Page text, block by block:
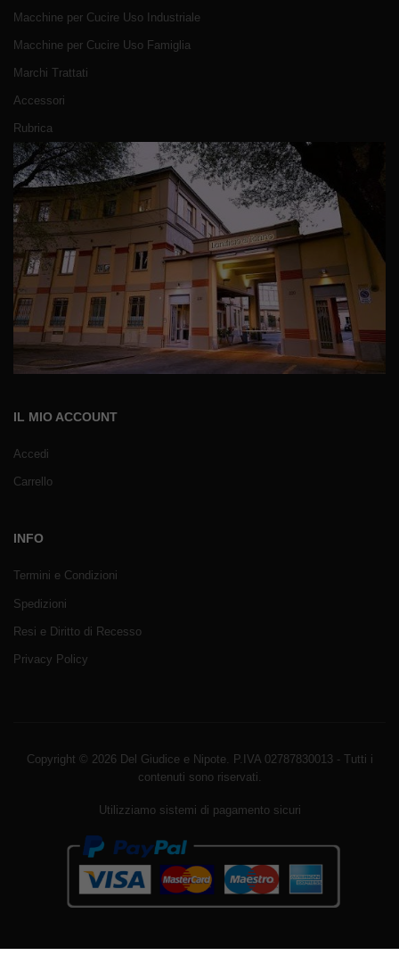
Macchine per Cucire Uso Industriale
Macchine per Cucire Uso Famiglia
Marchi Trattati
Accessori
Rubrica
IL MIO ACCOUNT
Accedi
Carrello
INFO
Termini e Condizioni
Spedizioni
Resi e Diritto di Recesso
Privacy Policy
Copyright © 2026 Del Giudice e Nipote. P.IVA 02787830013 - Tutti i
contenuti sono riservati.
Utilizziamo sistemi di pagamento sicuri